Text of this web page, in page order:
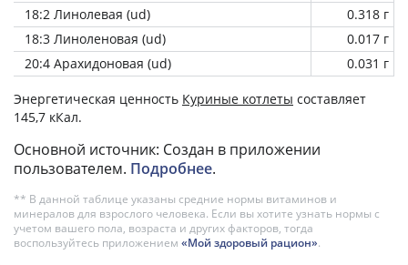
18:2 Линолевая (ud)
0.318 г
18:3 Линоленовая (ud)
0.017 г
20:4 Арахидоновая (ud)
0.031 г
Энергетическая ценность Куриные котлеты составляет
145,7 кКал.
Основной источник: Создан в приложении
пользователем. Подробнее.
** В данной таблице указаны средние нормы витаминов и
минералов для взрослого человека. Если вы хотите узнать нормы с
учетом вашего пола, возраста и других факторов, тогда
воспользуйтесь приложением «Мой здоровый рацион».